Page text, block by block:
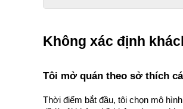
Không xác định
Tôi mở quán theo sở thích
Thời điểm bắt đầu, tôi chọn mô